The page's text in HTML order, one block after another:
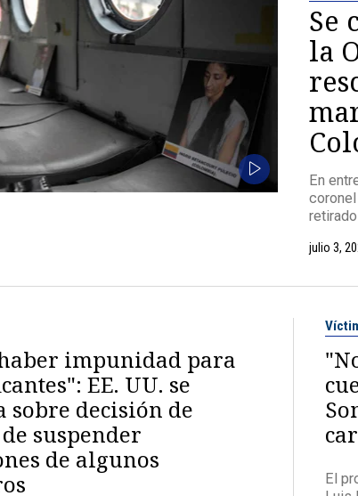
Se
la
En
julio 3,
impunidad para
EE. UU. se
sobre decisión de
suspender
de algunos
El